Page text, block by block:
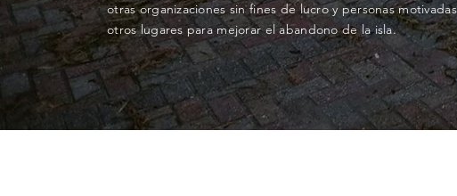
otras organizaciones sin fines de lucro y personas
otros lugares para mejorar el abandono de la isla.